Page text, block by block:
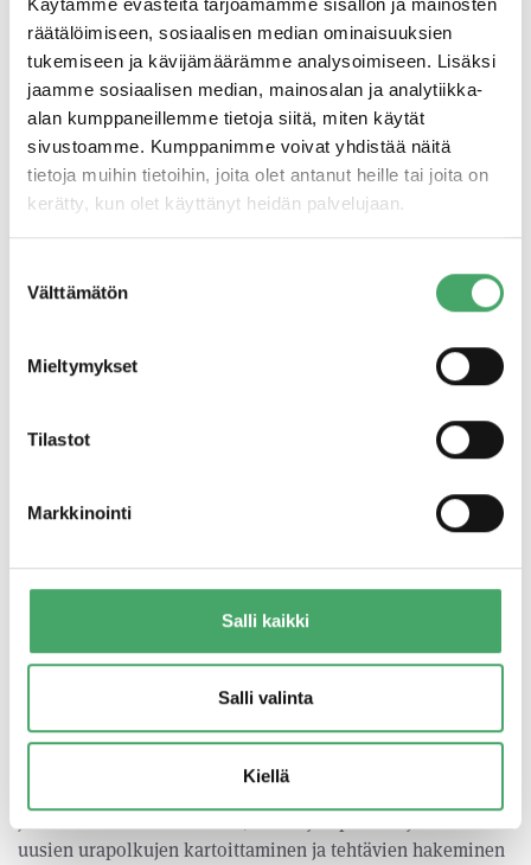
Käytämme evästeitä tarjoamamme sisällön ja mainosten
räätälöimiseen, sosiaalisen median ominaisuuksien
tukemiseen ja kävijämäärämme analysoimiseen. Lisäksi
jaamme sosiaalisen median, mainosalan ja analytiikka-
alan kumppaneillemme tietoja siitä, miten käytät
sivustoamme. Kumppanimme voivat yhdistää näitä
tietoja muihin tietoihin, joita olet antanut heille tai joita on
kerätty, kun olet käyttänyt heidän palvelujaan.
valinta
Välttämätön
Mieltymykset
Tilastot
Markkinointi
Salli kaikki
Salli valinta
Kiellä
identifioinnissa – juuri siinä, mihin usein käytetään hintavia
rekrytointikonsultteja. Ratkaisun avulla saavutetaan
hämmästyttäviä tuloksia, oli kysymys sitten koodareiden
kaltaisista äärimmäisen kysytyistä ammattilaisista tai
spesifiä osaamista vaativasta tuotannollisesta työstä
pienehköllä paikkakunnalla.
– Kasvamme todella kovaa tahtia kaikilla markkinoilla, joilla
ratkaisumme on saatavilla. Sijoittajiemme tuella aiomme
kasvattaa markkinaosuuttamme Saksassa ja Yhdysvalloissa.
Lisäksi avaamme uusia markkinoita ympäri maailmaa
toimitusjohtaja
Täsmärekrytointia ilman vinoumia
ja suoraviivaistaa samalla prosessia työnhakijan
kandidaateille. Digitaaliset mainosverkot tavoittavat myös
ne passiiviset työnhakijat, jotka eivät välttämättä hae
mahdollisuuksille.
Työnhakijoiden sopivuutta avoimeen tehtävään
määritellään nopeasti täytettävillä, mobiilioptimoiduilla
uusien urapolkujen kartoittaminen ja tehtävien hakeminen